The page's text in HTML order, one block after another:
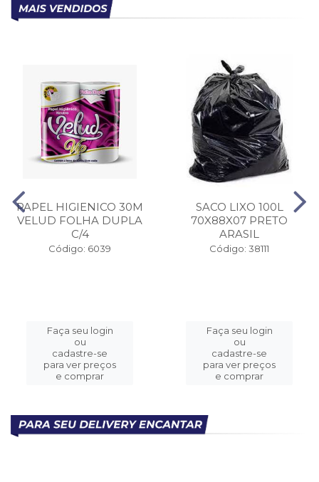
PAPEL HIGIENICO 30M
VELUD FOLHA DUPLA
C/4
Código: 6039
Faça seu login
ou
cadastre-se
para ver preços
e comprar
SACO LIXO 100L
70X88X07 PRETO
ARASIL
Código: 38111
Faça seu login
ou
cadastre-se
para ver preços
e comprar